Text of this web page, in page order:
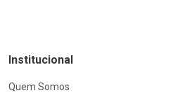
Institucional
Quem Somos